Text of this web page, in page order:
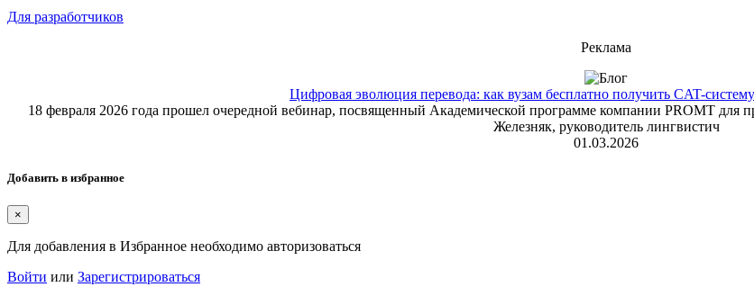
Для разработчиков
Реклама
Цифровая эволюция перевода: как вузам бесплатно получить CAT-
18 февраля 2026 года прошел очередной вебинар, посвященный Академической программе компании PROMT для
Железняк, руководитель лингвистич
01.03.2026
Добавить в избранное
×
Для добавления в Избранное необходимо авторизоваться
Войти или Зарегистрироваться